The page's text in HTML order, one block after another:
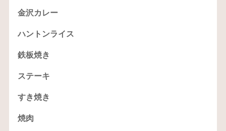
金沢カレー
ハントンライス
鉄板焼き
ステーキ
すき焼き
焼肉